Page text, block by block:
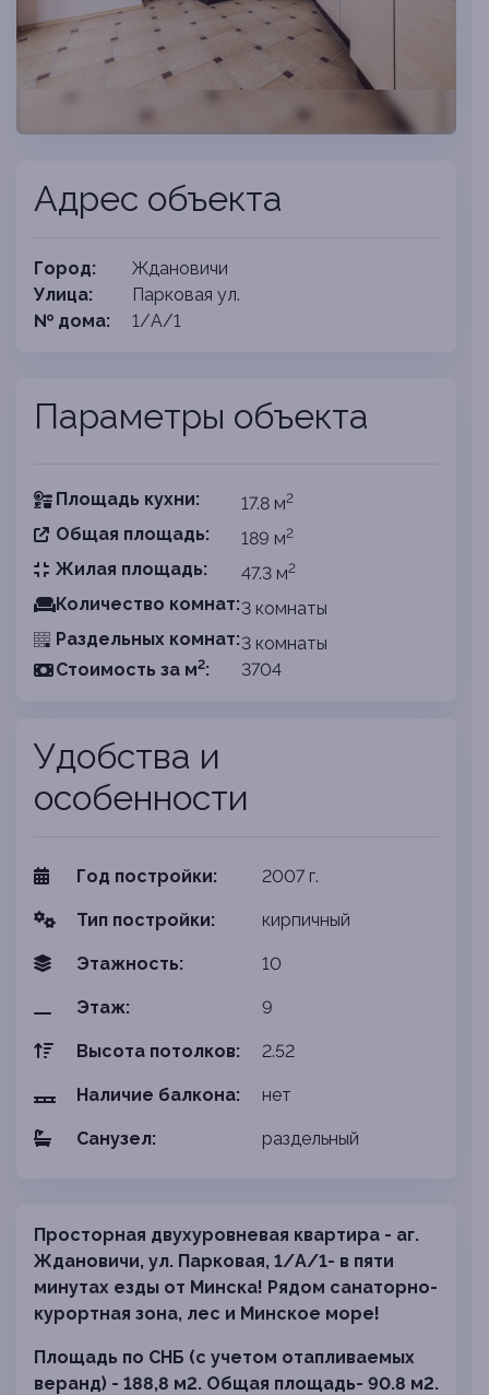
Просторная двухуровневая квартира - аг.
Ждановичи, ул. Парковая, 1/А/1- в пяти
минутах езды от Минска! Рядом санаторно-
курортная зона, лес и Минское море!
Площадь по СНБ (с учетом отапливаемых
веранд) - 188,8 м2. Общая площадь- 90.8 м2.
Адрес объекта
Город:
Ждановичи
Улица:
Парковая ул.
№ дома:
1/А/1
Параметры объекта
Площадь кухни: 17.8 м2
Общая площадь: 189 м2
Жилая площадь: 47.3 м2
Количество комнат:3 комнаты
Раздельных комнат:3 комнаты
Cтоимость за м2: 3704
Удобства и
особенности
Год постройки: 2007 г.
Тип постройки: кирпичный
Этажность: 10
Этаж: 9
Высота потолков: 2.52
Наличие балкона: нет
Санузел: раздельный